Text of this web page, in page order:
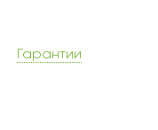
Гарантии